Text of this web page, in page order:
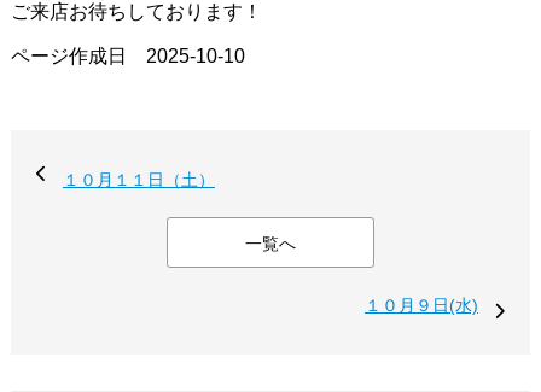
ご来店お待ちしております！
ページ作成日 2025-10-10
１０月１１日（土）
一覧へ
１０月９日(水)